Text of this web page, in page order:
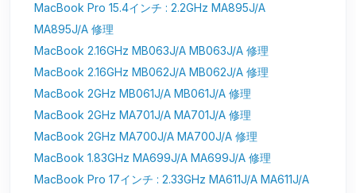
MacBook Pro 15.4インチ : 2.2GHz MA895J/A
MA895J/A 修理
MacBook 2.16GHz MB063J/A MB063J/A 修理
MacBook 2.16GHz MB062J/A MB062J/A 修理
MacBook 2GHz MB061J/A MB061J/A 修理
MacBook 2GHz MA701J/A MA701J/A 修理
MacBook 2GHz MA700J/A MA700J/A 修理
MacBook 1.83GHz MA699J/A MA699J/A 修理
MacBook Pro 17インチ : 2.33GHz MA611J/A MA611J/A